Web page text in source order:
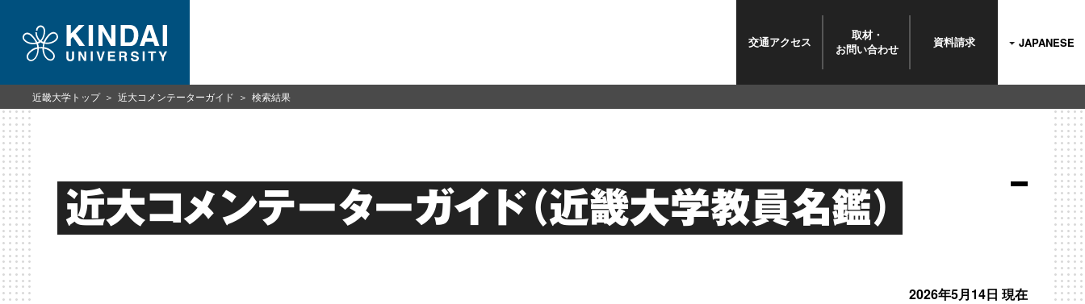
交通アクセス
取材・
お問い合わせ 資料請求 JAPANESE
近大コメンテーターガイド（近畿大学教員名鑑）
2026年5月14日 現在
近畿大学トップ 近大コメンテーターガイド 検索結果